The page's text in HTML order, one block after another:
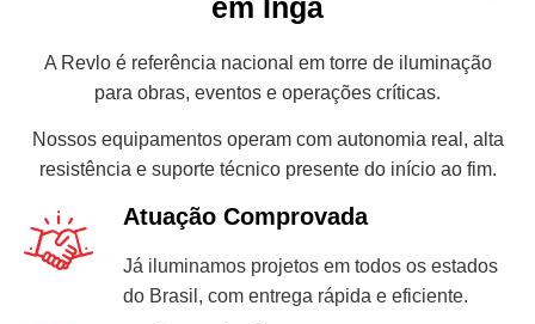
A Revlo é referência nacional em torre de iluminação
para obras, eventos e operações críticas.
Nossos equipamentos operam com autonomia real, alta
resistência e suporte técnico presente do início ao fim.
Atuação Comprovada
Já iluminamos projetos em todos os estados
do Brasil, com entrega rápida e eficiente.